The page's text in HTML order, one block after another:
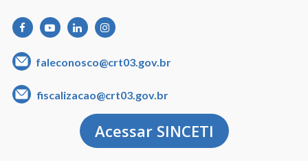
faleconosco@crt03.gov.br
fiscalizacao@crt03.gov.br
Acessar SINCETI